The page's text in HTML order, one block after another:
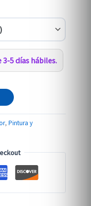
5 días hábiles.
,Pintura y